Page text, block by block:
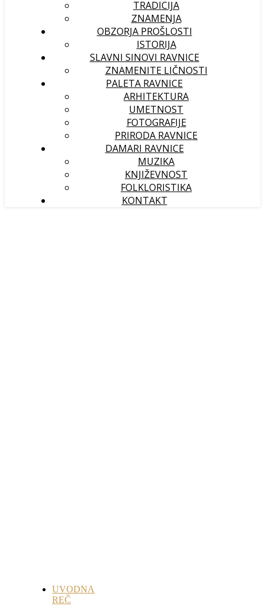
TRADICIJA
ZNAMENJA
OBZORJA PROŠLOSTI
ISTORIJA
SLAVNI SINOVI RAVNICE
ZNAMENITE LIČNOSTI
PALETA RAVNICE
ARHITEKTURA
UMETNOST
FOTOGRAFIJE
PRIRODA RAVNICE
DAMARI RAVNICE
MUZIKA
KNJIŽEVNOST
FOLKLORISTIKA
KONTAKT
UVODNA
REČ